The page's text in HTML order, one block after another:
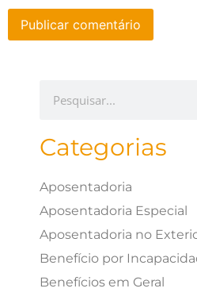
Categorias
Aposentadoria
Aposentadoria Especial
Aposentadoria no
Benefício por
Benefícios em Geral